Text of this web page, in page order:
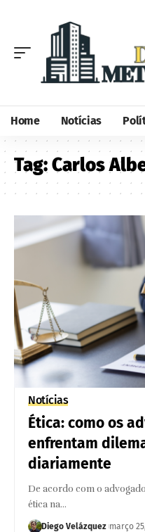
Home Notícias
Tag:Carlos
Notícias
Ética: como os
enfrentam
diariamente
De acordo com o
ética na…
Diego Velázquez março